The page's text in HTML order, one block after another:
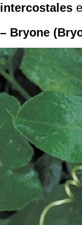
intercostales
– Bryone